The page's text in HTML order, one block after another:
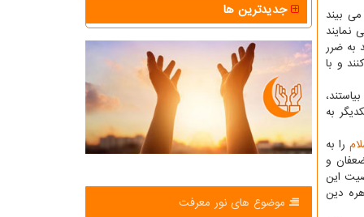
بیند
نمایند
هم دهند به ضرر
و با
به
را به
و
این
دین
جدیدترین ها
موضوع های نور معرفت